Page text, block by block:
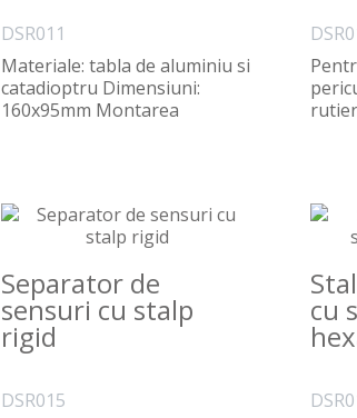
DSR011
Materiale: tabla de aluminiu si
catadioptru Dimensiuni:
160x95mm Montarea
Separator de
sensuri cu stalp
rigid
DSR015
cu